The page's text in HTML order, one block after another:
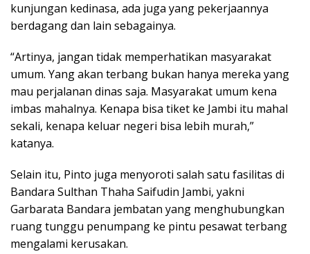
kunjungan kedinasa, ada juga yang pekerjaannya
berdagang dan lain sebagainya.
“Artinya, jangan tidak memperhatikan masyarakat
umum. Yang akan terbang bukan hanya mereka yang
mau perjalanan dinas saja. Masyarakat umum kena
imbas mahalnya. Kenapa bisa tiket ke Jambi itu mahal
sekali, kenapa keluar negeri bisa lebih murah,”
katanya.
Selain itu, Pinto juga menyoroti salah satu fasilitas di
Bandara Sulthan Thaha Saifudin Jambi, yakni
Garbarata Bandara jembatan yang menghubungkan
ruang tunggu penumpang ke pintu pesawat terbang
mengalami kerusakan.